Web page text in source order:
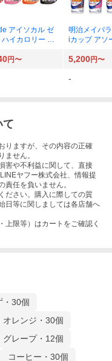
アイソカル ゼ
ハイカロリー バ
明治メイバ
iカップ アソ
円〜 5,200円〜
-
て
りますが、その内容の正確
ません。
害や不利益に関して、直接
ヤフー株式会社、情報提
任を負いません。
ださい。購入に際しての質
日等に関しましては各店舗へ
上限等）はカートをご確認く
・30個
オレンジ・30個
グレープ・12個
コーヒー・30個